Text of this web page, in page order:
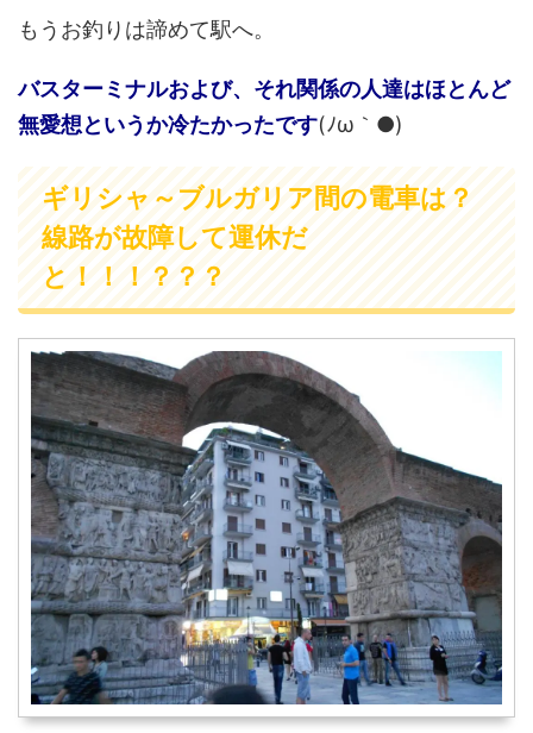
もうお釣りは諦めて駅へ。
バスターミナルおよび、それ関係の人達はほとんど
無愛想というか冷たかったです(ﾉω｀●)
ギリシャ～ブルガリア間の電車は？
線路が故障して運休だ
と！！！？？？